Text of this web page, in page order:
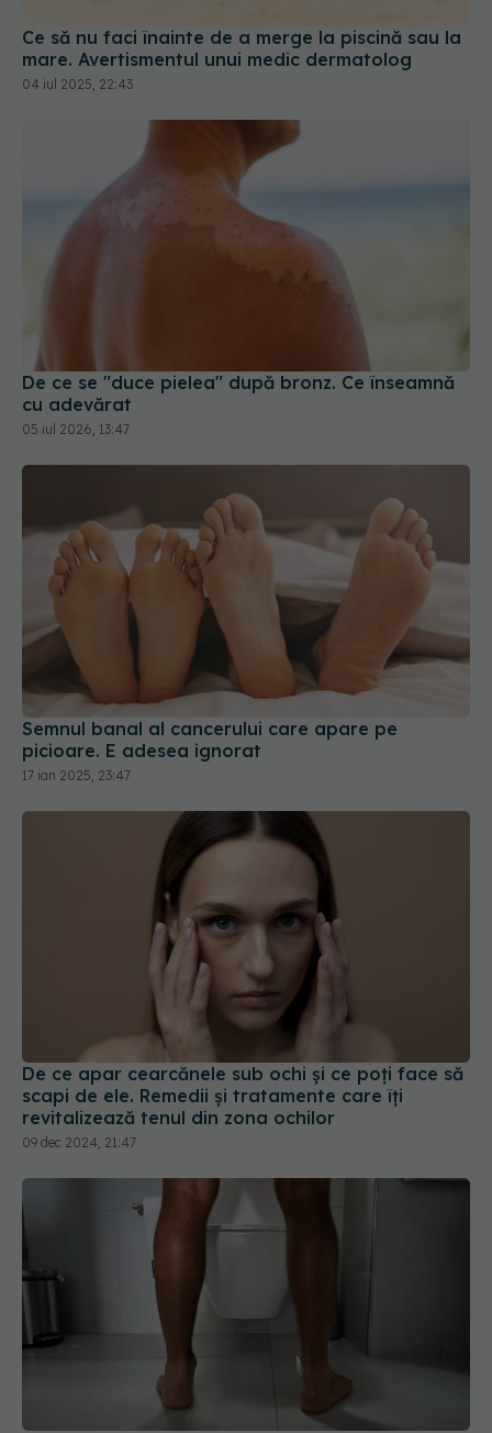
05 iul 2026, 13:47
Semnul banal al cancerului care apare pe
picioare. E adesea ignorat
17 ian 2025, 23:47
De ce apar cearcănele sub ochi și ce poți face să
scapi de ele. Remedii și tratamente care îți
revitalizează tenul din zona ochilor
09 dec 2024, 21:47
Greșeala frecventă pe care o fac bărbații după